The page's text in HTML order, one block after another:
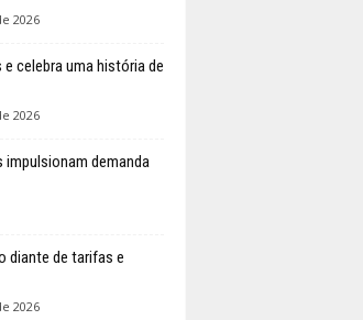
2026
celebra uma história de
2026
demanda
diante de tarifas e
2026